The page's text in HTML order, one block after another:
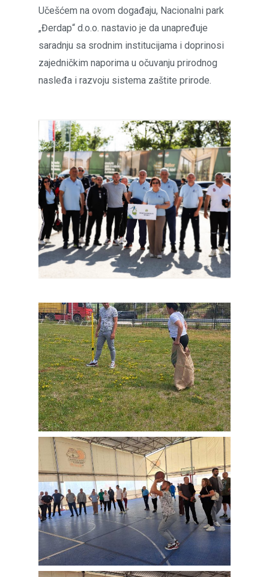
Učešćem na ovom događaju, Nacionalni park
„Đerdap“ d.o.o. nastavio je da unapređuje
saradnju sa srodnim institucijama i doprinosi
zajedničkim naporima u očuvanju prirodnog
nasleđa i razvoju sistema zaštite prirode.